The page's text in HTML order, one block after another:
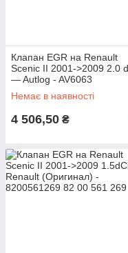
Клапан EGR на Renault
Scenic II 2001->2009 2.0
— Autlog - AV6063
Немає в наявності
4 506,50 ₴